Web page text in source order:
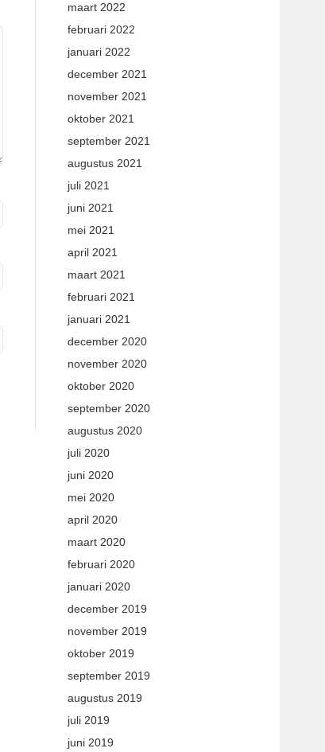
maart 2022
februari 2022
januari 2022
december 2021
november 2021
oktober 2021
september 2021
augustus 2021
juli 2021
juni 2021
mei 2021
april 2021
maart 2021
februari 2021
januari 2021
december 2020
november 2020
oktober 2020
september 2020
augustus 2020
juli 2020
juni 2020
mei 2020
april 2020
maart 2020
februari 2020
januari 2020
december 2019
november 2019
oktober 2019
september 2019
augustus 2019
juli 2019
juni 2019